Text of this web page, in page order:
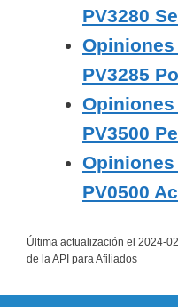
PV3280
PV3285
PV3500
PV0500
Última actualización el 2024-
de la API para Afiliados